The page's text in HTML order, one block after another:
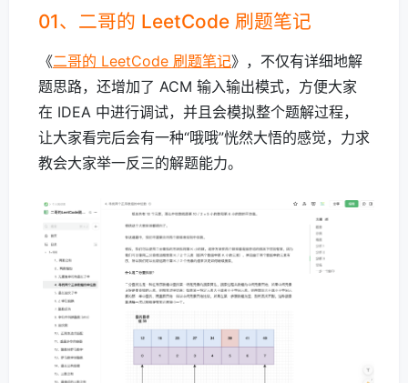
01、二哥的 LeetCode 刷题笔记
《二哥的 LeetCode 刷题笔记》，不仅有详细地解
题思路，还增加了 ACM 输入输出模式，方便大家
在 IDEA 中进行调试，并且会模拟整个题解过程，
让大家看完后会有一种“哦哦”恍然大悟的感觉，力求
教会大家举一反三的解题能力。